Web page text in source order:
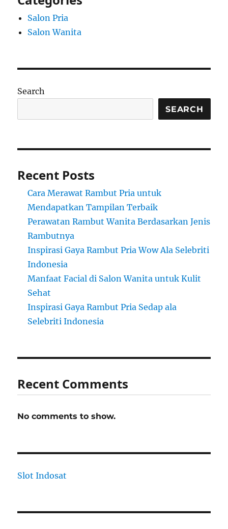
Salon Pria
Salon Wanita
Search
SEARCH
Recent Posts
Cara Merawat Rambut Pria untuk
Mendapatkan Tampilan Terbaik
Perawatan Rambut Wanita Berdasarkan Jenis
Rambutnya
Inspirasi Gaya Rambut Pria Wow Ala Selebriti
Indonesia
Manfaat Facial di Salon Wanita untuk Kulit
Sehat
Inspirasi Gaya Rambut Pria Sedap ala
Selebriti Indonesia
Recent Comments
No comments to show.
Slot Indosat